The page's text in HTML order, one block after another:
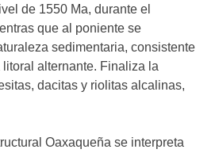
de 1550 Ma, durante el
que al poniente se
sedimentaria, consistente
alternante. Finaliza la
dacitas y riolitas alcalinas,
Oaxaqueña se interpreta